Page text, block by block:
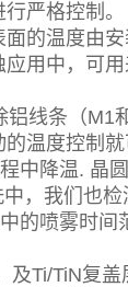
严格控制。
的温度由
用中，可
线条（M1
温度控制
中降温. 晶
，我们也检
的喷雾时间
及Ti/TiN复